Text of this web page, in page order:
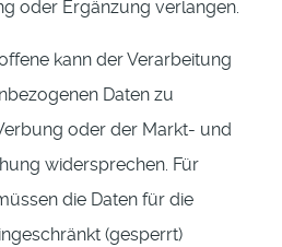
oder Ergänzung verlangen.
kann der Verarbeitung
Daten zu
oder der Markt- und
widersprechen. Für
die Daten für die
(gesperrt)